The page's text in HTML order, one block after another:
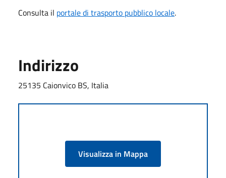
Consulta il portale di trasporto pubblico locale.
Indirizzo
25135 Caionvico BS, Italia
Visualizza in Mappa